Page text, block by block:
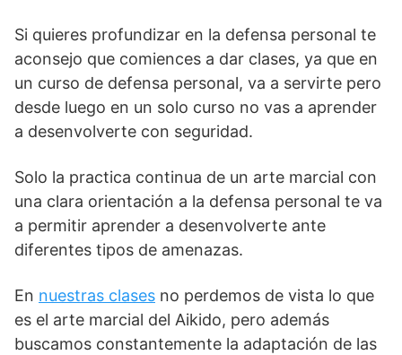
Si quieres profundizar en la defensa personal te
aconsejo que comiences a dar clases, ya que en
un curso de defensa personal, va a servirte pero
desde luego en un solo curso no vas a aprender
a desenvolverte con seguridad.
Solo la practica continua de un arte marcial con
una clara orientación a la defensa personal te va
a permitir aprender a desenvolverte ante
diferentes tipos de amenazas.
En nuestras clases no perdemos de vista lo que
es el arte marcial del Aikido, pero además
buscamos constantemente la adaptación de las